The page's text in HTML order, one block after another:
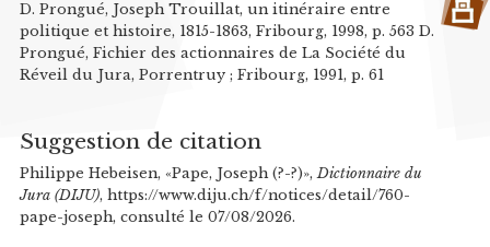
D. Prongué, Joseph Trouillat, un itinéraire entre
politique et histoire, 1815-1863, Fribourg, 1998, p. 563 D.
Prongué, Fichier des actionnaires de La Société du
Réveil du Jura, Porrentruy ; Fribourg, 1991, p. 61
Suggestion de citation
Philippe Hebeisen, «Pape, Joseph (?-?)», Dictionnaire du
Jura (DIJU), https://www.diju.ch/f/notices/detail/760-
pape-joseph, consulté le 07/08/2026.